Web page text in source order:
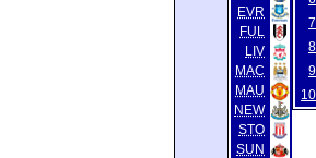
EVR
FUL
LIV
MAC
MAU
NEW
STO
SUN
7
8
9
10